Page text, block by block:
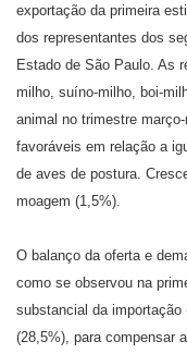
exportação da primeira
dos representantes dos
Estado de São Paulo. As
milho, suíno-milho, boi-
animal no trimestre
favoráveis em relação a
de aves de postura.
moagem (1,5%).
O balanço da oferta e
como se observou na
substancial da importação
(28,5%), para compensar